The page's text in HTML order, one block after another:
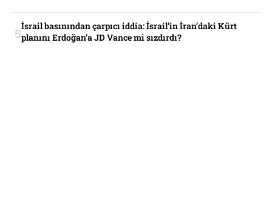
İsrail basınından çarpıcı iddia: İsrail’in İran’daki Kürt
planını Erdoğan’a JD Vance mi sızdırdı?